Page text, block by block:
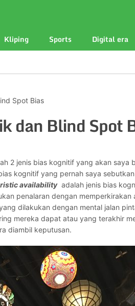
Kliping Sports Digital era
Spot Bias
dan Blind Spot
2 jenis bias kognitif yang akan saya
kognitif yang pernah saya
availabilityadalah jenis bias
penalaran dengan memperkirakan
dilakukan dengan mental jalan
mereka dapat atau yang terakhir
diambil keputusan.